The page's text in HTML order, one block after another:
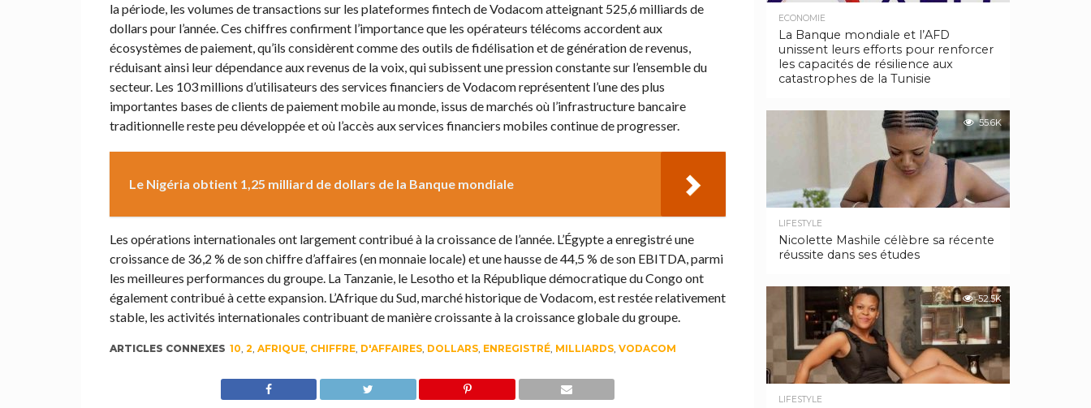
la période, les volumes de transactions sur les plateformes fintech de Vodacom atteignant 525,6 milliards de
dollars pour l’année. Ces chiffres confirment l’importance que les opérateurs télécoms accordent aux
écosystèmes de paiement, qu’ils considèrent comme des outils de fidélisation et de génération de revenus,
réduisant ainsi leur dépendance aux revenus de la voix, qui subissent une pression constante sur l’ensemble du
secteur. Les 103 millions d’utilisateurs des services financiers de Vodacom représentent l’une des plus
importantes bases de clients de paiement mobile au monde, issus de marchés où l’infrastructure bancaire
traditionnelle reste peu développée et où l’accès aux services financiers mobiles continue de progresser.
Le Nigéria obtient 1,25 milliard de dollars de la Banque mondiale
Les opérations internationales ont largement contribué à la croissance de l’année. L’Égypte a enregistré une
croissance de 36,2 % de son chiffre d’affaires (en monnaie locale) et une hausse de 44,5 % de son EBITDA, parmi
les meilleures performances du groupe. La Tanzanie, le Lesotho et la République démocratique du Congo ont
également contribué à cette expansion. L’Afrique du Sud, marché historique de Vodacom, est restée relativement
stable, les activités internationales contribuant de manière croissante à la croissance globale du groupe.
ARTICLES CONNEXES 10, 2, AFRIQUE, CHIFFRE, D'AFFAIRES, DOLLARS, ENREGISTRÉ, MILLIARDS, VODACOM
ECONOMIE
La Banque mondiale et l’AFD
unissent leurs efforts pour renforcer
les capacités de résilience aux
catastrophes de la Tunisie
55.6K
LIFESTYLE
Nicolette Mashile célèbre sa récente
réussite dans ses études
52.5K
LIFESTYLE